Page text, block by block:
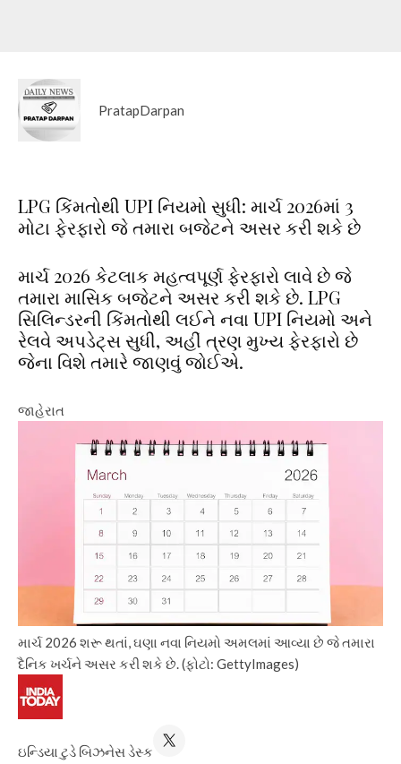
PratapDarpan
LPG કિંમતોથી UPI નિયમો સુધી: માર્ચ 2026માં 3
મોટા ફેરફારો જે તમારા બજેટને અસર કરી શકે છે
માર્ચ 2026 કેટલાક મહત્વપૂર્ણ ફેરફારો લાવે છે જે
તમારા માસિક બજેટને અસર કરી શકે છે. LPG
સિલિન્ડરની કિંમતોથી લઈને નવા UPI નિયમો અને
રેલવે અપડેટ્સ સુધી, અહીં ત્રણ મુખ્ય ફેરફારો છે
જેના વિશે તમારે જાણવું જોઈએ.
જાહેરાત
માર્ચ 2026 શરૂ થતાં, ઘણા નવા નિયમો અમલમાં આવ્યા છે જે તમારા
દૈનિક ખર્ચને અસર કરી શકે છે. (ફોટો: GettyImages)
ઇન્ડિયા ટુડે બિઝનેસ ડેસ્ક